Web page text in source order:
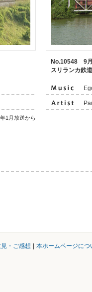
1月放送から
No.10548 9月
スリランカ鉄
見・ご感想 本ホームページにつ